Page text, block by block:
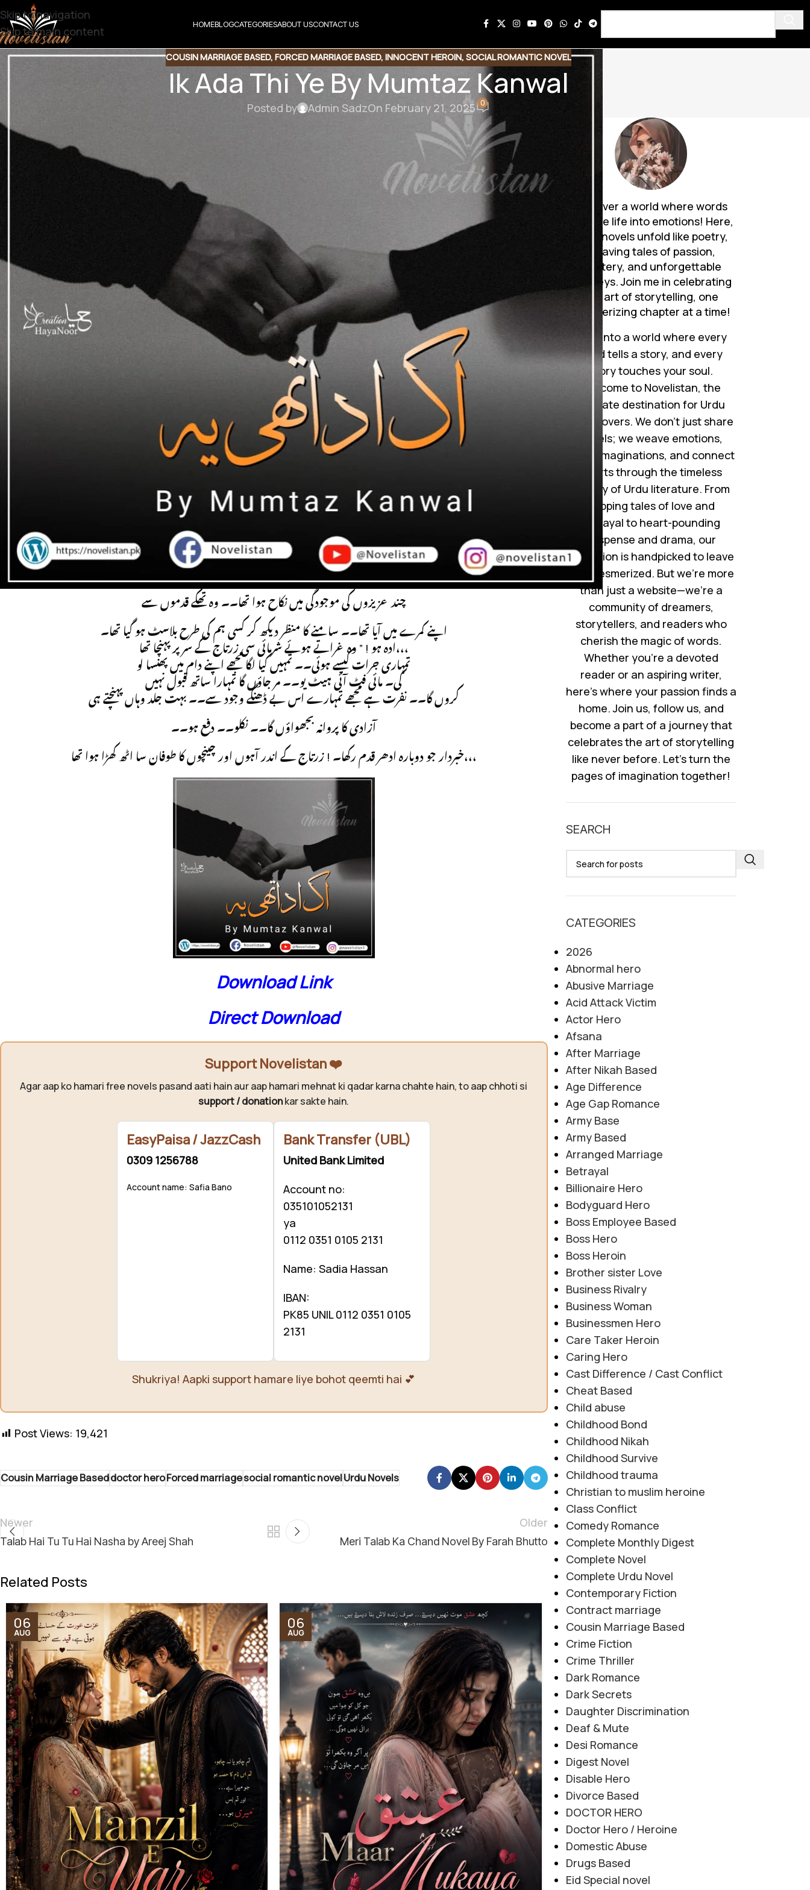
Skip to navigation
Skip to main content
HOMEBLOGCATEGORIESABOUT USCONTACT US
COUSIN MARRIAGE BASED, FORCED MARRIAGE BASED, INNOCENT HEROIN, SOCIAL ROMANTIC NOVEL
Ik Ada Thi Ye By Mumtaz Kanwal
Posted by Admin SadzOn February 21, 2025 0
Ik Ada Thi Ye By Mumtaz Kanwal
Innocent Heroin | Cousin Based | Doctor based | Forced Marriage Based | Romantic Story
جب ویزا آنے والا تھا۔ اماں نے نیا شوشا چھوڑا ان کے مطالبے پر ده حق دق رہ گیا
میں یعنی ڈاکٹر عزم الحق زرتاج کے ساتھ نکاح۔ اوہ تو نیور ممکن ہے
کیوں تم کوئی شہزادے ہو یا آسمان سے اترے ہو۔۔ جب تک تم میری
اسے حقیقتاً دھچکا لگا تھا،،،
تم میرے بیٹے ہو مگر خود غرض اور نافرمان بیٹے۔ اچھے بیٹے ہو تو ماتو ماں کا !”
ہاں کچھ اور جو چاہیں منوا لیں۔ مگر یہ نہیں۔ پلیز!” وہ روبان ہو رہا تھا۔
“دیکھو یہ پلیز ولیز رہنے دو ہاں یا ناں میں جواب دو۔ اگر جانا چاہتے ہو
مائی فٹ ! “انتہائی طیش میں اس نے ٹیبل کو لات ماری…
تیرے ہی دن اس نے اماں کی رضا پر سر جھکا دیا۔ اس نے زرتاج کے لیے کوئی اچھا تصور لانا چاہا۔۔
اس کے سامنے اول اس کا اول جلول حلیہ ہی آیا۔۔ بری طرح سر کھجاتی ہوئی۔ ہاتھ میں روٹی اچار
چند عزیزوں کی موجودگی میں نکاح ہوا تھا۔۔ وہ تھکے قدموں سے
اپنے کمرے میں آیا تھا۔۔ سامنے کا منظر دیکھ کر کسی ہم کی طرح بلاسٹ ہو گیا تھا۔
ادہ ہو ! ” وہ غراتے ہوئے شرمائی سی زرتاج کے سر پر پہنچا تھا،،،
تمہاری جرات کیسے ہوئی۔۔ تمہیں کیا لگا مجھے اپنے دام میں پھنسا لو
کی۔ مائی فٹ آئی ہیٹ یو۔۔ مر جاؤں گا تمہارا ساتھ قبول نہیں
کروں گا۔۔ نفرت ہے مجھے تمہارے اس بے ڈھنگے وجود سے۔۔ بہت جلد وہاں پہنچتے ہی
آزادی کا پروانہ بجھواؤں گا۔۔ نکلو۔۔ دفع ہو۔۔
خبردار جو دوبارہ ادھر قدم رکھا۔ ! زرتاج کے اندر آہوں اور چینچوں کا طوفان سا اٹھ کھڑا ہوا تھا،،،
Download Link
Direct Download
Support Novelistan ❤️
Agar aap ko hamari free novels pasand aati hain aur aap hamari mehnat ki qadar karna chahte hain, to aap chhoti si
support / donationkar sakte hain.
EasyPaisa / JazzCash
0309 1256788
Account name: Safia Bano
Bank Transfer (UBL)
United Bank Limited
Account no:
035101052131
ya
0112 0351 0105 2131
Name: Sadia Hassan
IBAN:
PK85 UNIL 0112 0351 0105
2131
Shukriya! Aapki support hamare liye bohot qeemti hai 💕
Post Views: 19,421
Cousin Marriage Baseddoctor heroForced marriagesocial romantic novelUrdu Novels
Newer
Talab Hai Tu Tu Hai Nasha by Areej Shah
Older
Meri Talab Ka Chand Novel By Farah Bhutto
Related Posts
06
AUG
06
AUG
06
AUG
Discover a world where words
breathe life into emotions! Here,
Urdu novels unfold like poetry,
weaving tales of passion,
mystery, and unforgettable
journeys. Join me in celebrating
the art of storytelling, one
mesmerizing chapter at a time!
Step into a world where every
word tells a story, and every
story touches your soul.
Welcome to Novelistan, the
ultimate destination for Urdu
novel lovers. We don’t just share
novels; we weave emotions,
ignite imaginations, and connect
hearts through the timeless
beauty of Urdu literature. From
gripping tales of love and
betrayal to heart-pounding
suspense and drama, our
collection is handpicked to leave
you mesmerized. But we’re more
than just a website—we’re a
community of dreamers,
storytellers, and readers who
cherish the magic of words.
Whether you’re a devoted
reader or an aspiring writer,
here’s where your passion finds a
home. Join us, follow us, and
become a part of a journey that
celebrates the art of storytelling
like never before. Let’s turn the
pages of imagination together!
SEARCH
CATEGORIES
2026
Abnormal hero
Abusive Marriage
Acid Attack Victim
Actor Hero
Afsana
After Marriage
After Nikah Based
Age Difference
Age Gap Romance
Army Base
Army Based
Arranged Marriage
Betrayal
Billionaire Hero
Bodyguard Hero
Boss Employee Based
Boss Hero
Boss Heroin
Brother sister Love
Business Rivalry
Business Woman
Businessmen Hero
Care Taker Heroin
Caring Hero
Cast Difference / Cast Conflict
Cheat Based
Child abuse
Childhood Bond
Childhood Nikah
Childhood Survive
Childhood trauma
Christian to muslim heroine
Class Conflict
Comedy Romance
Complete Monthly Digest
Complete Novel
Complete Urdu Novel
Contemporary Fiction
Contract marriage
Cousin Marriage Based
Crime Fiction
Crime Thriller
Dark Romance
Dark Secrets
Daughter Discrimination
Deaf & Mute
Desi Romance
Digest Novel
Disable Hero
Divorce Based
DOCTOR HERO
Doctor Hero / Heroine
Domestic Abuse
Drugs Based
Eid Special novel